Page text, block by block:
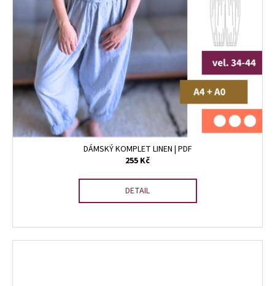
DÁMSKÝ KOMPLET LINEN | PDF
255 Kč
DETAIL